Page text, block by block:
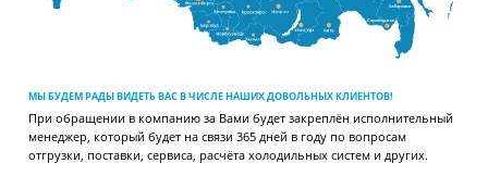
МЫ БУДЕМ РАДЫ ВИДЕТЬ ВАС В ЧИСЛЕ НАШИХ ДОВОЛЬНЫХ КЛИЕНТОВ!
При обращении в компанию за Вами будет закреплён исполнительный
менеджер, который будет на связи 365 дней в году по вопросам
отгрузки, поставки, сервиса, расчёта холодильных систем и других.